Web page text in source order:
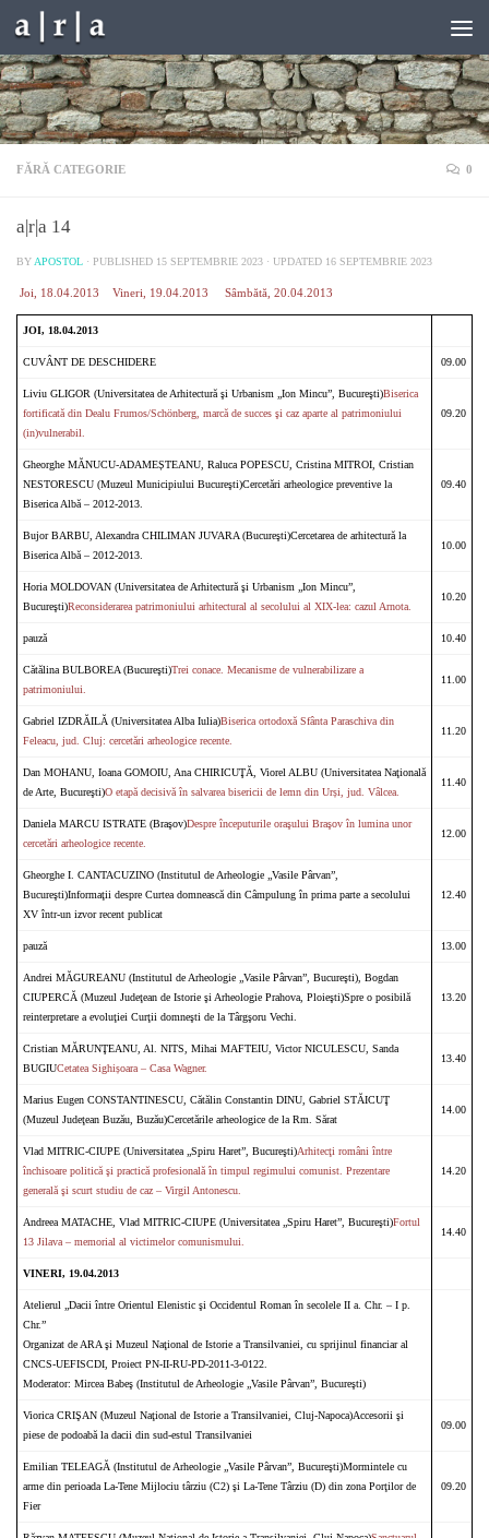
Skip to content
FĂRĂ CATEGORIE 0
a|r|a 14
BYAPOSTOL · PUBLISHED 15 SEPTEMBRIE 2023 · UPDATED 16 SEPTEMBRIE 2023
Joi, 18.04.2013 Vineri, 19.04.2013 Sâmbătă, 20.04.2013
JOI, 18.04.2013
CUVÂNT DE DESCHIDERE 09.00
Liviu GLIGOR (Universitatea de Arhitectură şi Urbanism „Ion Mincu”, Bucureşti)Biserica
fortificată din Dealu Frumos/Schönberg, marcă de succes şi caz aparte al patrimoniului
(in)vulnerabil.
09.20
Gheorghe MĂNUCU-ADAMEȘTEANU, Raluca POPESCU, Cristina MITROI, Cristian
NESTORESCU (Muzeul Municipiului Bucureşti)Cercetări arheologice preventive la
Biserica Albă – 2012-2013.
09.40
Bujor BARBU, Alexandra CHILIMAN JUVARA (Bucureşti)Cercetarea de arhitectură la
Biserica Albă – 2012-2013.
10.00
Horia MOLDOVAN (Universitatea de Arhitectură şi Urbanism „Ion Mincu”,
Bucureşti)Reconsiderarea patrimoniului arhitectural al secolului al XIX-lea: cazul Arnota.
10.20
pauză 10.40
Cătălina BULBOREA (Bucureşti)Trei conace. Mecanisme de vulnerabilizare a
patrimoniului.
11.00
Gabriel IZDRĂILĂ (Universitatea Alba Iulia)Biserica ortodoxă Sfânta Paraschiva din
Feleacu, jud. Cluj: cercetări arheologice recente.
11.20
Dan MOHANU, Ioana GOMOIU, Ana CHIRICUŢĂ, Viorel ALBU (Universitatea Naţională
de Arte, Bucureşti)O etapă decisivă în salvarea bisericii de lemn din Urși, jud. Vâlcea.
11.40
Daniela MARCU ISTRATE (Braşov)Despre începuturile oraşului Braşov în lumina unor
cercetări arheologice recente.
12.00
Gheorghe I. CANTACUZINO (Institutul de Arheologie „Vasile Pârvan”,
Bucureşti)Informaţii despre Curtea domnească din Câmpulung în prima parte a secolului
XV într-un izvor recent publicat
12.40
pauză 13.00
Andrei MĂGUREANU (Institutul de Arheologie „Vasile Pârvan”, Bucureşti), Bogdan
CIUPERCĂ (Muzeul Judeţean de Istorie şi Arheologie Prahova, Ploieşti)Spre o posibilă
reinterpretare a evoluţiei Curţii domneşti de la Târgşoru Vechi.
13.20
Cristian MĂRUNŢEANU, Al. NITS, Mihai MAFTEIU, Victor NICULESCU, Sanda
BUGIUCetatea Sighișoara – Casa Wagner.
13.40
Marius Eugen CONSTANTINESCU, Cătălin Constantin DINU, Gabriel STĂICUŢ
(Muzeul Judeţean Buzău, Buzău)Cercetările arheologice de la Rm. Sărat
14.00
Vlad MITRIC-CIUPE (Universitatea „Spiru Haret”, Bucureşti)Arhitecţi români între
închisoare politică şi practică profesională în timpul regimului comunist. Prezentare
generală şi scurt studiu de caz – Virgil Antonescu.
14.20
Andreea MATACHE, Vlad MITRIC-CIUPE (Universitatea „Spiru Haret”, Bucureşti)Fortul
13 Jilava – memorial al victimelor comunismului.
14.40
VINERI, 19.04.2013
Atelierul „Dacii între Orientul Elenistic şi Occidentul Roman în secolele II a. Chr. – I p.
Chr.”
Organizat de ARA şi Muzeul Naţional de Istorie a Transilvaniei, cu sprijinul financiar al
CNCS-UEFISCDI, Proiect PN-II-RU-PD-2011-3-0122.
Moderator: Mircea Babeş (Institutul de Arheologie „Vasile Pârvan”, Bucureşti)
Viorica CRIŞAN (Muzeul Naţional de Istorie a Transilvaniei, Cluj-Napoca)Accesorii şi
piese de podoabă la dacii din sud-estul Transilvaniei
09.00
Emilian TELEAGĂ (Institutul de Arheologie „Vasile Pârvan”, Bucureşti)Mormintele cu
arme din perioada La-Tene Mijlociu târziu (C2) şi La-Tene Târziu (D) din zona Porţilor de
Fier
09.20